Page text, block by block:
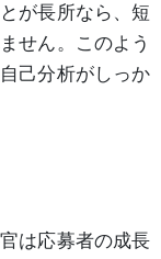
が長所なら、短
せん。このよう
己分析がしっか
は応募者の成長